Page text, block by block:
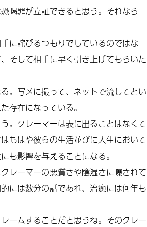
喝罪が立証できると思う。それなら一
に詫びるつもりでしているのではな
そして相手に早く引き上げてもらいた
。写メに撮って、ネットで流してとい
存在になっている。
。クレーマーは表に出ることはなくて
もはや彼らの生活並びに人生において
も影響を与えることになる。
レーマーの悪質さや陰湿さに曝されて
には数分の話であれ、治癒には何年も
ームすることだと思うね。そのクレー